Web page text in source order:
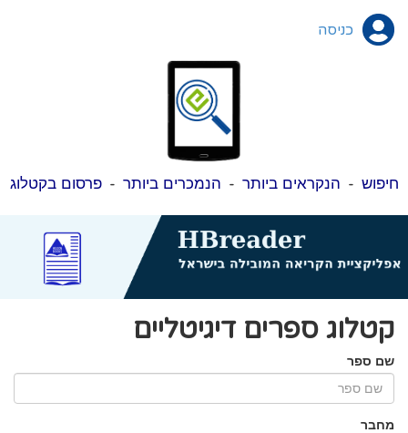
כניסה
חיפוש - הנקראים ביותר - הנמכרים ביותר -פרסום בקטלוג
קטלוג ספרים דיגיטליים
שם ספר
מחבר